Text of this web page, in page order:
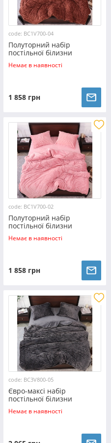
code: BC1V700-04
Полуторний набір
постільної білизни
160*200 із Плюш Велюру
№700-04 Черешенка™
Немає в наявності
1 858 грн
code: BC1V700-02
Полуторний набір
постільної білизни
160*200 із Плюш Велюру
№700-02 Черешенка™
Немає в наявності
1 858 грн
code: BC3V800-05
Євро-максі набір
постільної білизни
200*230 із Плюш Велюру
№800-05 Черешенка™
Немає в наявності